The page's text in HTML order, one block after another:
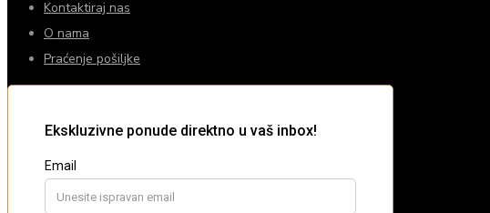
Kontaktiraj nas
O nama
Praćenje pošiljke